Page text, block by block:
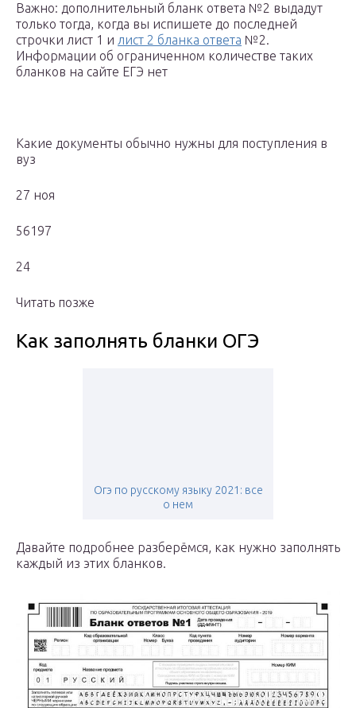
Важно: дополнительный бланк ответа №2 выдадут
только тогда, когда вы испишете до последней
строчки лист 1 и лист 2 бланка ответа №2.
Информации об ограниченном количестве таких
бланков на сайте ЕГЭ нет
Какие документы обычно нужны для поступления в
вуз
27 ноя
56197
24
Читать позже
Как заполнять бланки ОГЭ
Огэ по русскому языку 2021: все
о нем
Давайте подробнее разберёмся, как нужно заполнять
каждый из этих бланков.